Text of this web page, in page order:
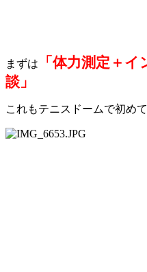
まずは
「体力測定＋
談」
これもテニスドームで初め